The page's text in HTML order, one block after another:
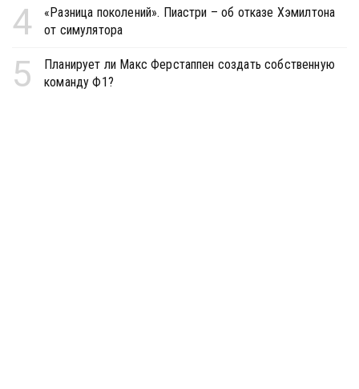
4
«Разница поколений». Пиастри – об отказе Хэмилтона
от симулятора
5
Планирует ли Макс Ферстаппен создать собственную
команду Ф1?